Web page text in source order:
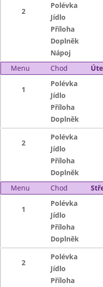
2
Polévka
Jídlo
Příloha
Doplněk
Nápoj
Menu
Chod
1
Polévka
Jídlo
Příloha
Doplněk
2
Polévka
Jídlo
Příloha
Doplněk
Menu
Chod
1
Polévka
Jídlo
Příloha
Doplněk
2
Polévka
Jídlo
Příloha